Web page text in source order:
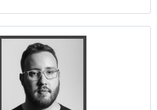
Bacharel e mestre em